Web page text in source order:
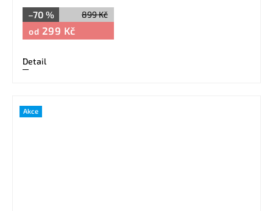
899 Kč
–70 %
od 299 Kč
Detail
Akce